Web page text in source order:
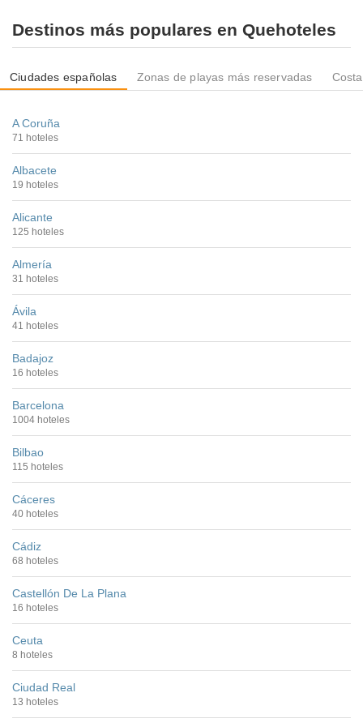
Destinos más populares en Quehoteles
Ciudades españolas Zonas de playas más reservadas
A Coruña
71 hoteles
Albacete
19 hoteles
Alicante
125 hoteles
Almería
31 hoteles
Ávila
41 hoteles
Badajoz
16 hoteles
Barcelona
1004 hoteles
Bilbao
115 hoteles
Cáceres
40 hoteles
Cádiz
68 hoteles
Castellón De La Plana
16 hoteles
Ceuta
8 hoteles
Ciudad Real
13 hoteles